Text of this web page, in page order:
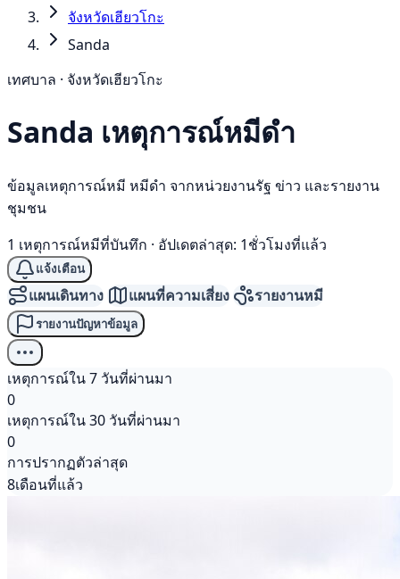
จังหวัดเฮียวโกะ
Sanda
เทศบาล · จังหวัดเฮียวโกะ
Sanda เหตุการณ์หมีดำ
ข้อมูลเหตุการณ์หมี หมีดำ จากหน่วยงานรัฐ ข่าว และรายงาน
ชุมชน
1 เหตุการณ์หมีที่บันทึก · อัปเดตล่าสุด: 1ชั่วโมงที่แล้ว
แจ้งเตือน
แผนเดินทาง แผนที่ความเสี่ยง รายงานหมี
รายงานปัญหาข้อมูล
เหตุการณ์ใน 7 วันที่ผ่านมา
0
เหตุการณ์ใน 30 วันที่ผ่านมา
0
การปรากฏตัวล่าสุด
8เดือนที่แล้ว